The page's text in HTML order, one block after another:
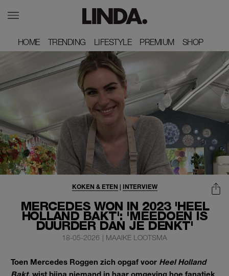
HOME
HOME TRENDING
TRENDING LIFESTYLE
LIFESTYLE PREMIUM
PREMIUM SHOP
SHOP
MERCEDES WON IN 2023 'HEEL
HOLLAND BAKT': 'MEEDOEN IS
DUURDER DAN JE DENKT'
KOKEN & ETEN | INTERVIEW
18-05-2026 | MAAIKE LOOTSMA
Toen Mercedes Roggen zich opgaf voor Heel Holland
Bakt, wist bijna niemand in haar omgeving hoe fanatiek